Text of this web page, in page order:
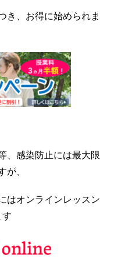
き、お得に始められま
、感染防止には最大限
が、
はオンラインレッスン
す